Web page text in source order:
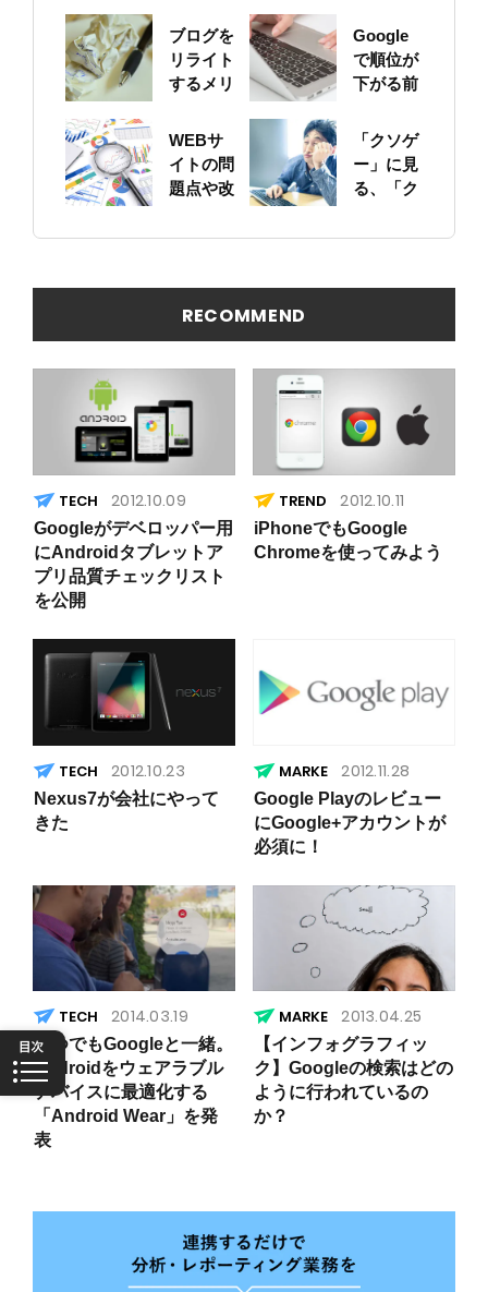
ブログを
リライト
するメリ
いて
Google
で順位が
下がる前
のサイト
をちゃん
と確認し
WEBサ
イトの問
題点や改
トの概要
見つける
方法
「クソゲ
ー」に見
る、「ク
ト」の原
RECOMMEND
2012.10.09
Googleがデベロッパー用
にAndroidタブレットア
プリ品質チェックリスト
を公開
TREND 2012.10.11
iPhoneでもGoogle
Chromeを使ってみよう
2012.10.23
Nexus7が会社にやって
きた
2012.11.28
Google Playのレビュー
にGoogle+アカウントが
必須に！
2014.03.19
いつでもGoogleと一緒。
Androidをウェアラブル
デバイスに最適化する
「Android Wear」を発
表
2013.04.25
【インフォグラフィッ
ク】Googleの検索はどの
ように行われているの
か？